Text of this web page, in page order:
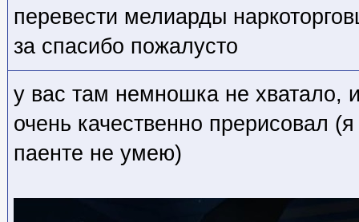
перевести мелиарды
за спасибо пожалусто
у вас там немношка не хватало,
очень качественно прерисовал
паенте не умею)